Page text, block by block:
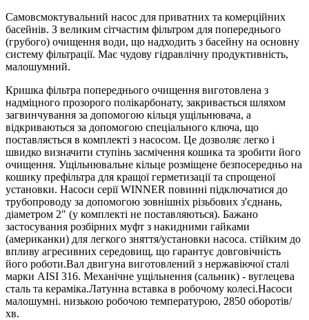
Самовсмоктувальний насос для приватних та комерційних
басейнів. З великим сітчастим фільтром для попереднього
(грубого) очищення води, що надходить з басейну на основну
систему фільтрації. Має чудову гідравлічну продуктивність,
малошумний.
Кришка фільтра попереднього очищення виготовлена з
надміцного прозорого полікарбонату, закривається шляхом
загвинчування за допомогою кільця ущільнювача, а
відкриваються за допомогою спеціального ключа, що
поставляється в комплекті з насосом. Це дозволяє легко і
швидко визначити ступінь засмічення кошика та зробити його
очищення. Ущільнювальне кільце розміщене безпосередньо на
кошику префільтра для кращої герметизації та спрощеної
установки. Насоси серії WINNER повинні підключатися до
трубопроводу за допомогою зовнішніх різьбових з'єднань,
діаметром 2" (у комплекті не поставляються). Бажано
застосування розбірних муфт з накидними гайками
(американки) для легкого зняття/установки насоса. стійким до
впливу агресивних середовищ, що гарантує довговічність
його роботи.Вал двигуна виготовлений з нержавіючої сталі
марки AISI 316. Механічне ущільнення (сальник) - вуглецева
сталь та кераміка.Латунна вставка в робочому колесі.Насоси
малошумні. низькою робочою температурою, 2850 оборотів/
хв.